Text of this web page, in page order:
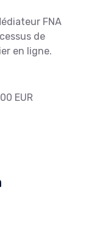
FNA
de
en ligne.
EUR